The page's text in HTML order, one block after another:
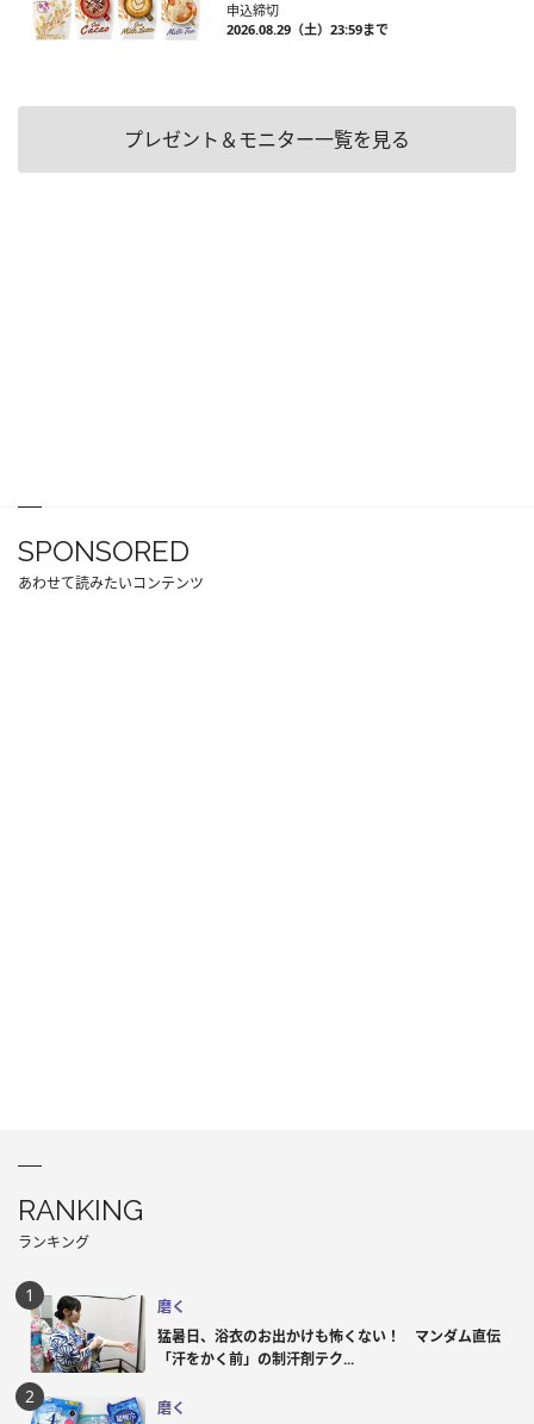
申込締切
2026.08.29（土）23:59まで
プレゼント＆モニター一覧を見る
SPONSORED
あわせて読みたいコンテンツ
RANKING
ランキング
磨く
猛暑日、浴衣のお出かけも怖くない！ マンダム直伝
「汗をかく前」の制汗剤テク...
磨く